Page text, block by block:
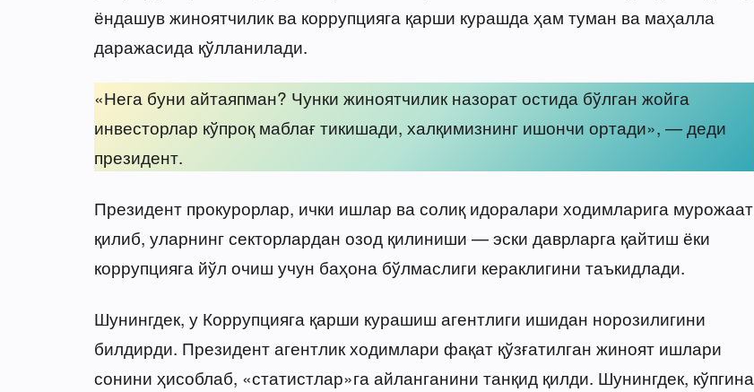
ёндашув жиноятчилик ва коррупцияга қарши курашда ҳам туман ва маҳалла
даражасида қўлланилади.
«Нега буни айтаяпман? Чунки жиноятчилик назорат остида бўлган жойга
инвесторлар кўпроқ маблағ тикишади, халқимизнинг ишончи ортади», — деди
президент.
Президент прокурорлар, ички ишлар ва солиқ идоралари ходимларига мурожаат
қилиб, уларнинг секторлардан озод қилиниши — эски даврларга қайтиш ёки
коррупцияга йўл очиш учун баҳона бўлмаслиги кераклигини таъкидлади.
Шунингдек, у Коррупцияга қарши курашиш агентлиги ишидан норозилигини
билдирди. Президент агентлик ходимлари фақат қўзғатилган жиноят ишлари
сонини ҳисоблаб, «статистлар»га айланганини танқид қилди. Шунингдек, кўпгина